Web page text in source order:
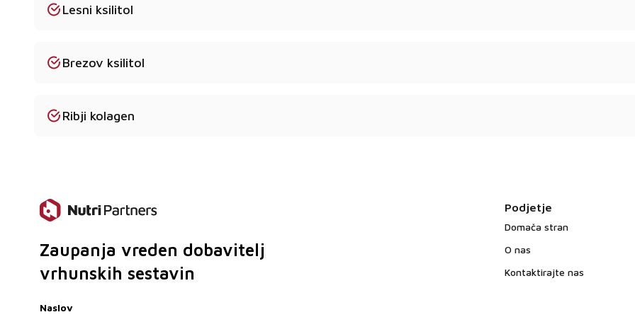
Da - pošiljamo strankam po vsej celini.
Da - vzorci so na voljo na zahtevo.
Lesni ksilitol
Brezov ksilitol
Ribji kolagen
Zaupanja vreden dobavitelj
vrhunskih sestavin
Naslov
Podjetje
Domača stran
O nas
Kontaktirajte nas